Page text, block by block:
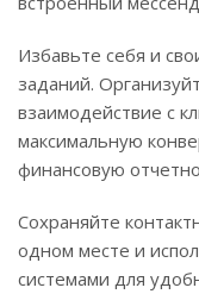
Избавьте себя и
заданий.
взаимодействие с
максимальную
финансовую
Сохраняйте
одном месте и
системами для